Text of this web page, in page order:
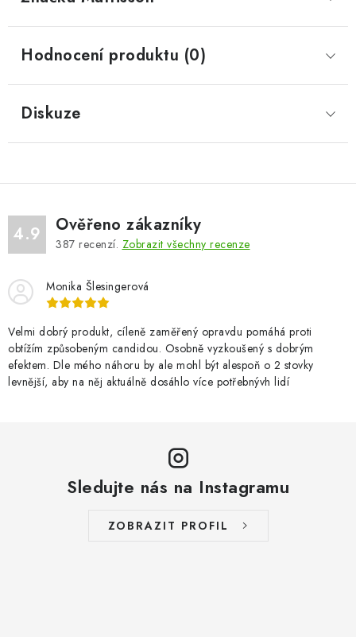
Hodnocení produktu (0)
Diskuze
4.9 Ověřeno zákazníky
387 recenzí. Zobrazit všechny recenze
Monika Šlesingerová
Velmi dobrý produkt, cíleně zaměřený opravdu pomáhá proti
obtížím způsobeným candidou. Osobně vyzkoušený s dobrým
efektem. Dle mého náhoru by ale mohl být alespoň o 2 stovky
levnější, aby na něj aktuálně dosáhlo více potřebnývh lidí
Sledujte nás na Instagramu
ZOBRAZIT PROFIL